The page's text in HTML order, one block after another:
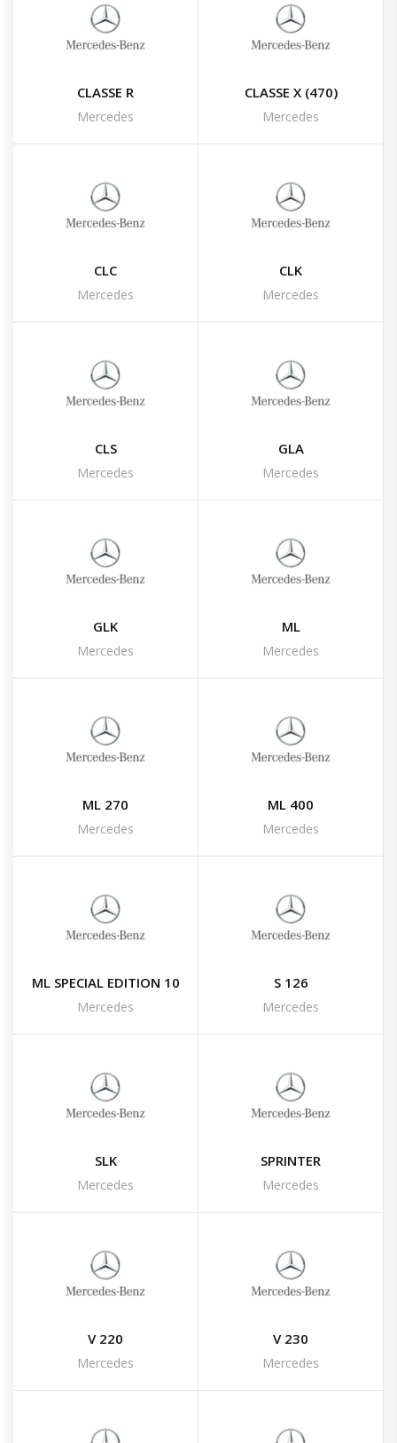
CLASSE R
Mercedes
CLASSE X (470)
Mercedes
CLC
Mercedes
CLK
Mercedes
CLS
Mercedes
GLA
Mercedes
GLK
Mercedes
ML
Mercedes
ML 270
Mercedes
ML 400
Mercedes
ML SPECIAL EDITION 10
Mercedes
S 126
Mercedes
SLK
Mercedes
SPRINTER
Mercedes
V 220
Mercedes
V 230
Mercedes